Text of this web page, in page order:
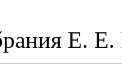
Е. Е.